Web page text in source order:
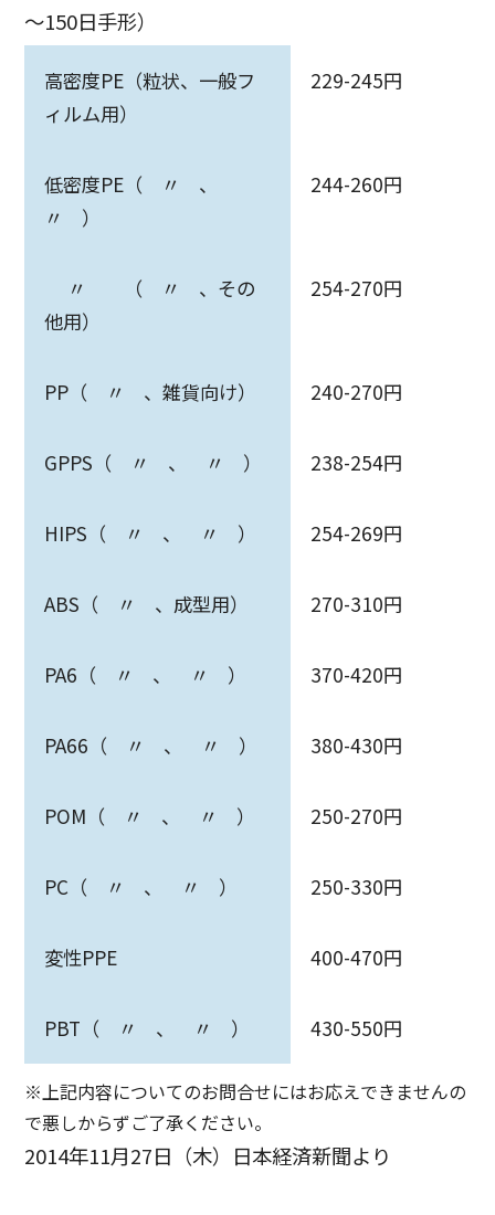
～150日手形）
高密度PE（粒状、一般フ
ィルム用）
229-245円
低密度PE（ 〃 、
〃 ）
244-260円
〃 （ 〃 、その
他用）
254-270円
PP（ 〃 、雑貨向け） 240-270円
GPPS（ 〃 、 〃 ） 238-254円
HIPS（ 〃 、 〃 ） 254-269円
ABS（ 〃 、成型用） 270-310円
PA6（ 〃 、 〃 ） 370-420円
PA66（ 〃 、 〃 ） 380-430円
POM（ 〃 、 〃 ） 250-270円
PC（ 〃 、 〃 ） 250-330円
変性PPE 400-470円
PBT（ 〃 、 〃 ） 430-550円
※上記内容についてのお問合せにはお応えできませんの
で悪しからずご了承ください。
2014年11月27日（木）日本経済新聞より